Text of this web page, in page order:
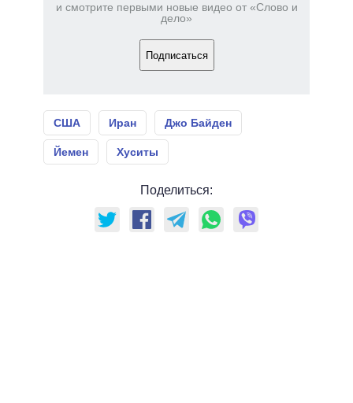
и смотрите первыми новые видео от «Слово и
дело»
Подписаться
США Иран Джо Байден
Йемен Хуситы
Поделиться: